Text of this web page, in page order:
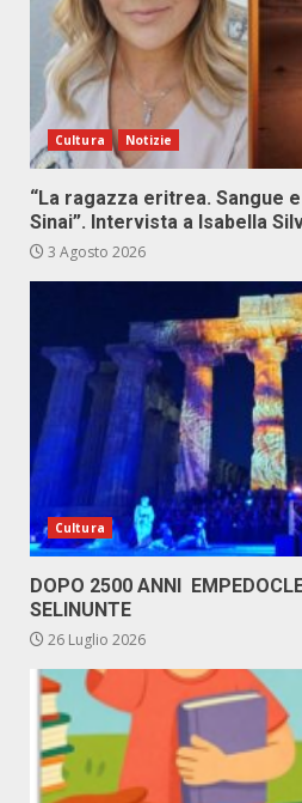
Cultura Notizie
“La ragazza eritrea. Sangue
Sinai”. Intervista a Isabella
3 Agosto 2026
Cultura
DOPO 2500 ANNI
SELINUNTE
26 Luglio 2026